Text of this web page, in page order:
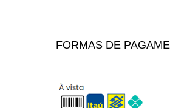
Imunossupressor
Insuficiência Cardíaca
FORMAS DE